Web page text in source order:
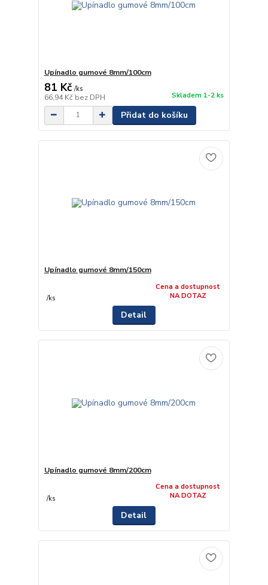
Upínadlo gumové 8mm/100cm
81 Kč /ks
66,94 Kč bez DPH Skladem 1-2 ks
Přidat do košíku
Upínadlo gumové 8mm/150cm
/ks
Cena a dostupnost
NA DOTAZ
Detail
Upínadlo gumové 8mm/200cm
/ks
Cena a dostupnost
NA DOTAZ
Detail